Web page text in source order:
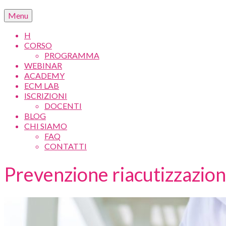
Menu
H
CORSO
PROGRAMMA
WEBINAR
ACADEMY
ECM LAB
ISCRIZIONI
DOCENTI
BLOG
CHI SIAMO
FAQ
CONTATTI
Prevenzione